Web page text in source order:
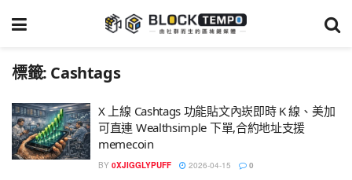
標籤: Cashtags
X 上線 Cashtags 功能貼文內崁即時 K 線、美加
可直連 Wealthsimple 下單,合約地址支援
memecoin
BY 0XJIGGLYPUFF 2026-04-15 0